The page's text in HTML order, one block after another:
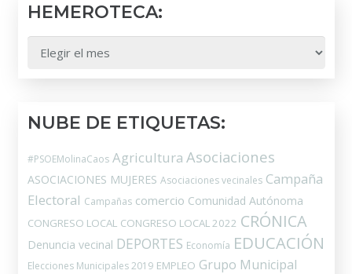
HEMEROTECA:
NUBE DE ETIQUETAS:
#PSOEMolinaCaos Agricultura Asociaciones
ASOCIACIONES MUJERES Asociaciones vecinales Campaña
Electoral Campañas comercio Comunidad Autónoma
CONGRESO LOCAL CONGRESO LOCAL 2022 CRÓNICA
Denuncia vecinal DEPORTES Economía EDUCACIÓN
Elecciones Municipales 2019 EMPLEO Grupo Municipal